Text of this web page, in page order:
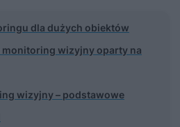
dla dużych obiektów
monitoring wizyjny oparty na
wizyjny – podstawowe